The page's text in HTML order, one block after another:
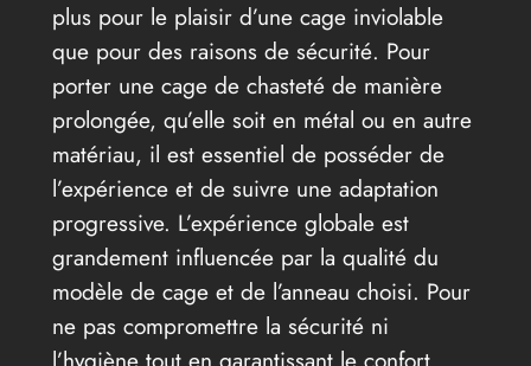
plus pour le plaisir d’une cage inviolable
que pour des raisons de sécurité. Pour
porter une cage de chasteté de manière
prolongée, qu’elle soit en métal ou en autre
matériau, il est essentiel de posséder de
l’expérience et de suivre une adaptation
progressive. L’expérience globale est
grandement influencée par la qualité du
modèle de cage et de l’anneau choisi. Pour
ne pas compromettre la sécurité ni